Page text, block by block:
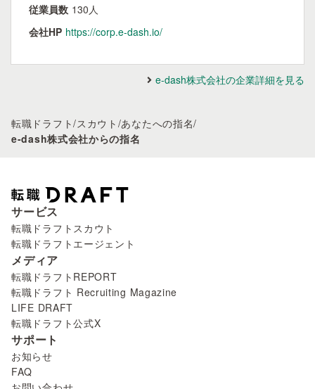
従業員数 130人
会社HP https://corp.e-dash.io/
e-dash株式会社の企業詳細を見る
転職ドラフト/スカウト /あなたへの指名/
e-dash株式会社からの指名
サービス
転職ドラフトスカウト
転職ドラフトエージェント
メディア
転職ドラフトREPORT
転職ドラフト Recruiting Magazine
LIFE DRAFT
転職ドラフト公式X
サポート
お知らせ
FAQ